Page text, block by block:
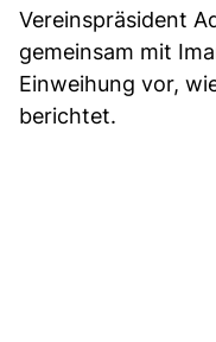
Vereinspräsident
gemeinsam mit
Einweihung vor,
berichtet.